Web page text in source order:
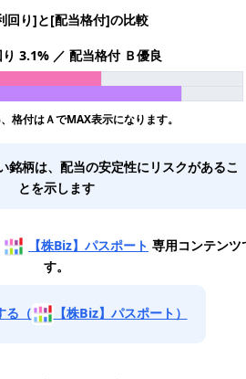
回り]と[配当格付]の比較
3.1% ／ 配当格付 Ｂ優良
格付はＡでMAX表示になります。
銘柄は、配当の安定性にリスクがあるこ
とを示します
【株Biz】パスポート 専用コンテンツ
す。
る（ 【株Biz】パスポート）